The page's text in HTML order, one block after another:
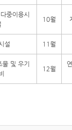
중이용시
10월
설 11월
물 및 우기
12월